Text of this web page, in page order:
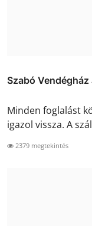
Szabó Vendégház
Minden foglalást
igazol vissza. A
2379 megtekintés